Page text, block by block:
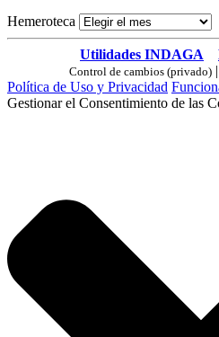
Hemeroteca
Utilidades INDAGA
Control de cambios (privado) |
Política de Uso y Privacidad
Gestionar el Consentimiento de las